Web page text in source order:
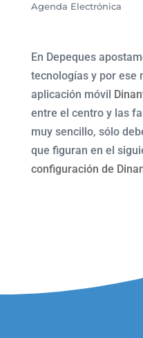
Agenda Electrónica
En Depeques
tecnologías y por ese
aplicación móvil
entre el centro y las
muy sencillo, sólo
que figuran en el
configuración de